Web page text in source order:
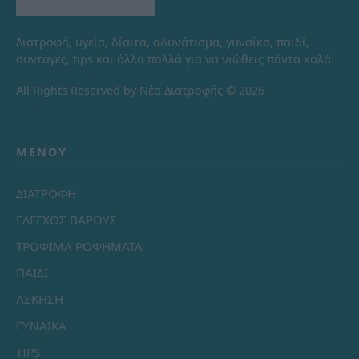
Διατροφή, υγεία, δίαιτα, αδυνάτισμα, γυναίκα, παιδί,
συνταγές, tips και άλλα πολλά για να νιώθεις πάντα καλά.
All Rights Reserved by Νέα Διατροφής © 2026
ΜΕΝΟΎ
ΔΙΑΤΡΟΦΗ
ΕΛΕΓΧΟΣ ΒΑΡΟΥΣ
ΤΡΟΦΙΜΑ ΡΟΦΗΜΑΤΑ
ΠΑΙΔΙ
ΑΣΚΗΣΗ
ΓΥΝΑΙΚΑ
TIPS